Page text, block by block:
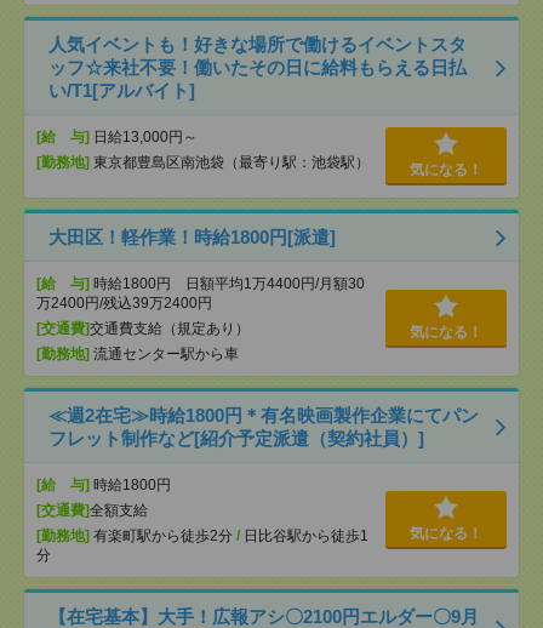
人気イベントも！好きな場所で働けるイベントスタ
ッフ☆来社不要！働いたその日に給料もらえる日払
い/T1[アルバイト]
[給 与] 日給13,000円～
[勤務地] 東京都豊島区南池袋（最寄り駅：池袋駅） 気になる！
大田区！軽作業！時給1800円[派遣]
[給 与] 時給1800円 日額平均1万4400円/月額30
万2400円/残込39万2400円
[交通費]交通費支給（規定あり）
[勤務地] 流通センター駅から車
気になる！
≪週2在宅≫時給1800円＊有名映画製作企業にてパン
フレット制作など[紹介予定派遣（契約社員）]
[給 与] 時給1800円
[交通費]全額支給
[勤務地] 有楽町駅から徒歩2分 / 日比谷駅から徒歩1
分
気になる！
【在宅基本】大手！広報アシ〇2100円エルダー〇9月